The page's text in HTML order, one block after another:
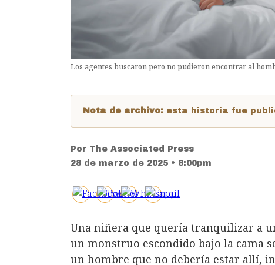
Los agentes buscaron pero no pudieron encontrar al
Nota de archivo: esta historia fue
Por The Associated Press
28 de marzo de 2025 • 8:00pm
Una niñera que quería tranquilizar a
un monstruo escondido bajo la cama
un hombre que no debería estar allí,